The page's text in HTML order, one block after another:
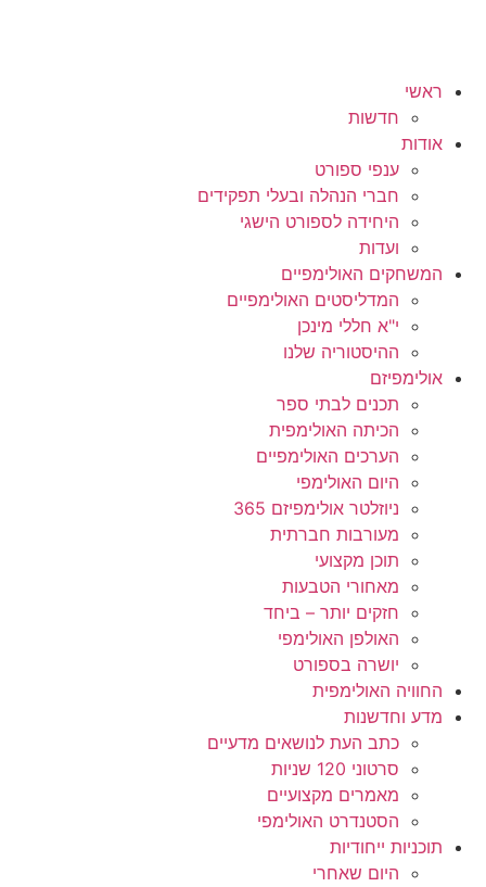
ראשי
חדשות
אודות
ענפי ספורט
חברי הנהלה ובעלי תפקידים
היחידה לספורט הישגי
ועדות
המשחקים האולימפיים
המדליסטים האולימפיים
י"א חללי מינכן
ההיסטוריה שלנו
אולימפיזם
תכנים לבתי ספר
הכיתה האולימפית
הערכים האולימפיים
היום האולימפי
ניוזלטר אולימפיזם 365
מעורבות חברתית
תוכן מקצועי
מאחורי הטבעות
חזקים יותר – ביחד
האולפן האולימפי
יושרה בספורט
החוויה האולימפית
מדע וחדשנות
כתב העת לנושאים מדעיים
סרטוני 120 שניות
מאמרים מקצועיים
הסטנדרט האולימפי
תוכניות ייחודיות
היום שאחרי